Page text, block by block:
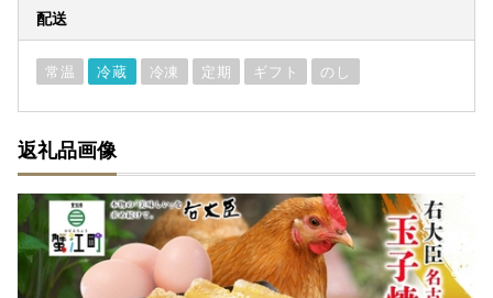
配送
常温 冷蔵 冷凍 定期 ギフト のし
返礼品画像